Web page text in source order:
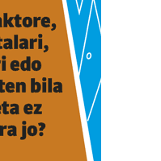
hirugarrenen cookie-
eta
teknologiaz
teknologia hori
diguzu.
Gehiago